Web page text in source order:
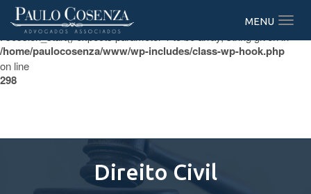
Warning
: session_start() expects parameter 1 to be array, string given in
/home/paulocosenza/www/wp-includes/class-wp-hook.php
on line
298
MENU
Direito Civil